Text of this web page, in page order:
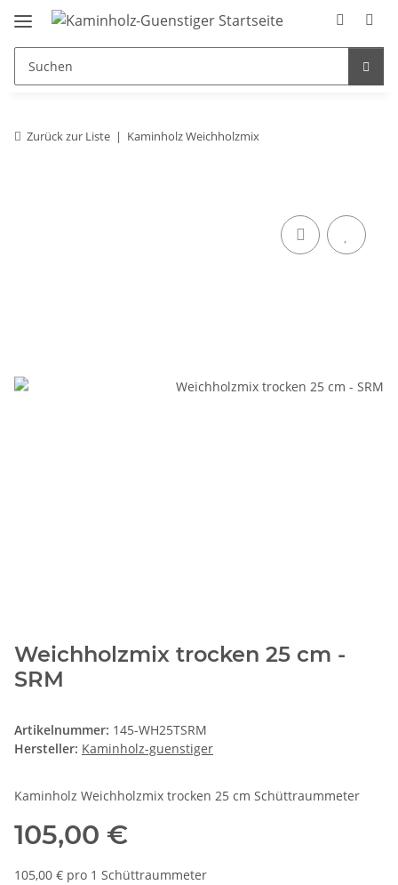
Zurück zur Liste Kaminholz Weichholzmix
Weichholzmix trocken 25 cm -
SRM
Artikelnummer: 145-WH25TSRM
Hersteller: Kaminholz-guenstiger
Kaminholz Weichholzmix trocken 25 cm Schüttraummeter
105,00 €
105,00 € pro 1 Schüttraummeter